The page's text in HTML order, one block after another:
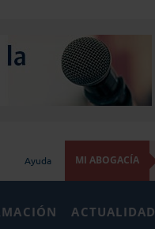
Ayuda MI ABOGACÍA
ACTUALIDAD